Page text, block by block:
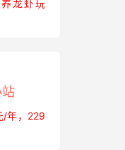
龙虾玩
/年，229